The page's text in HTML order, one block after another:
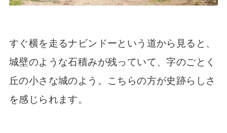
すぐ横を走るナビンドーという道から見ると、
城壁のような石積みが残っていて、字のごとく
丘の小さな城のよう。こちらの方が史跡らしさ
を感じられます。